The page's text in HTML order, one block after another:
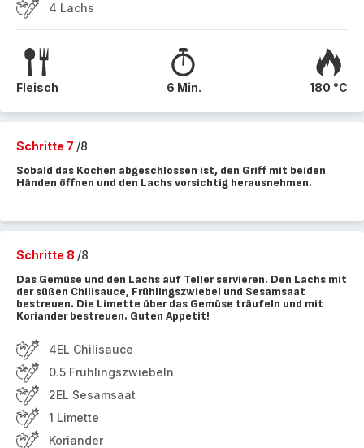
4 Lachs
Fleisch 6 Min. 180 °C
Schritte 7 /8
Sobald das Kochen abgeschlossen ist, den Griff mit beiden
Händen öffnen und den Lachs vorsichtig herausnehmen.
Schritte 8 /8
Das Gemüse und den Lachs auf Teller servieren. Den Lachs mit
der süßen Chilisauce, Frühlingszwiebel und Sesamsaat
bestreuen. Die Limette über das Gemüse träufeln und mit
Koriander bestreuen. Guten Appetit!
4EL Chilisauce
0.5 Frühlingszwiebeln
2EL Sesamsaat
1 Limette
Koriander